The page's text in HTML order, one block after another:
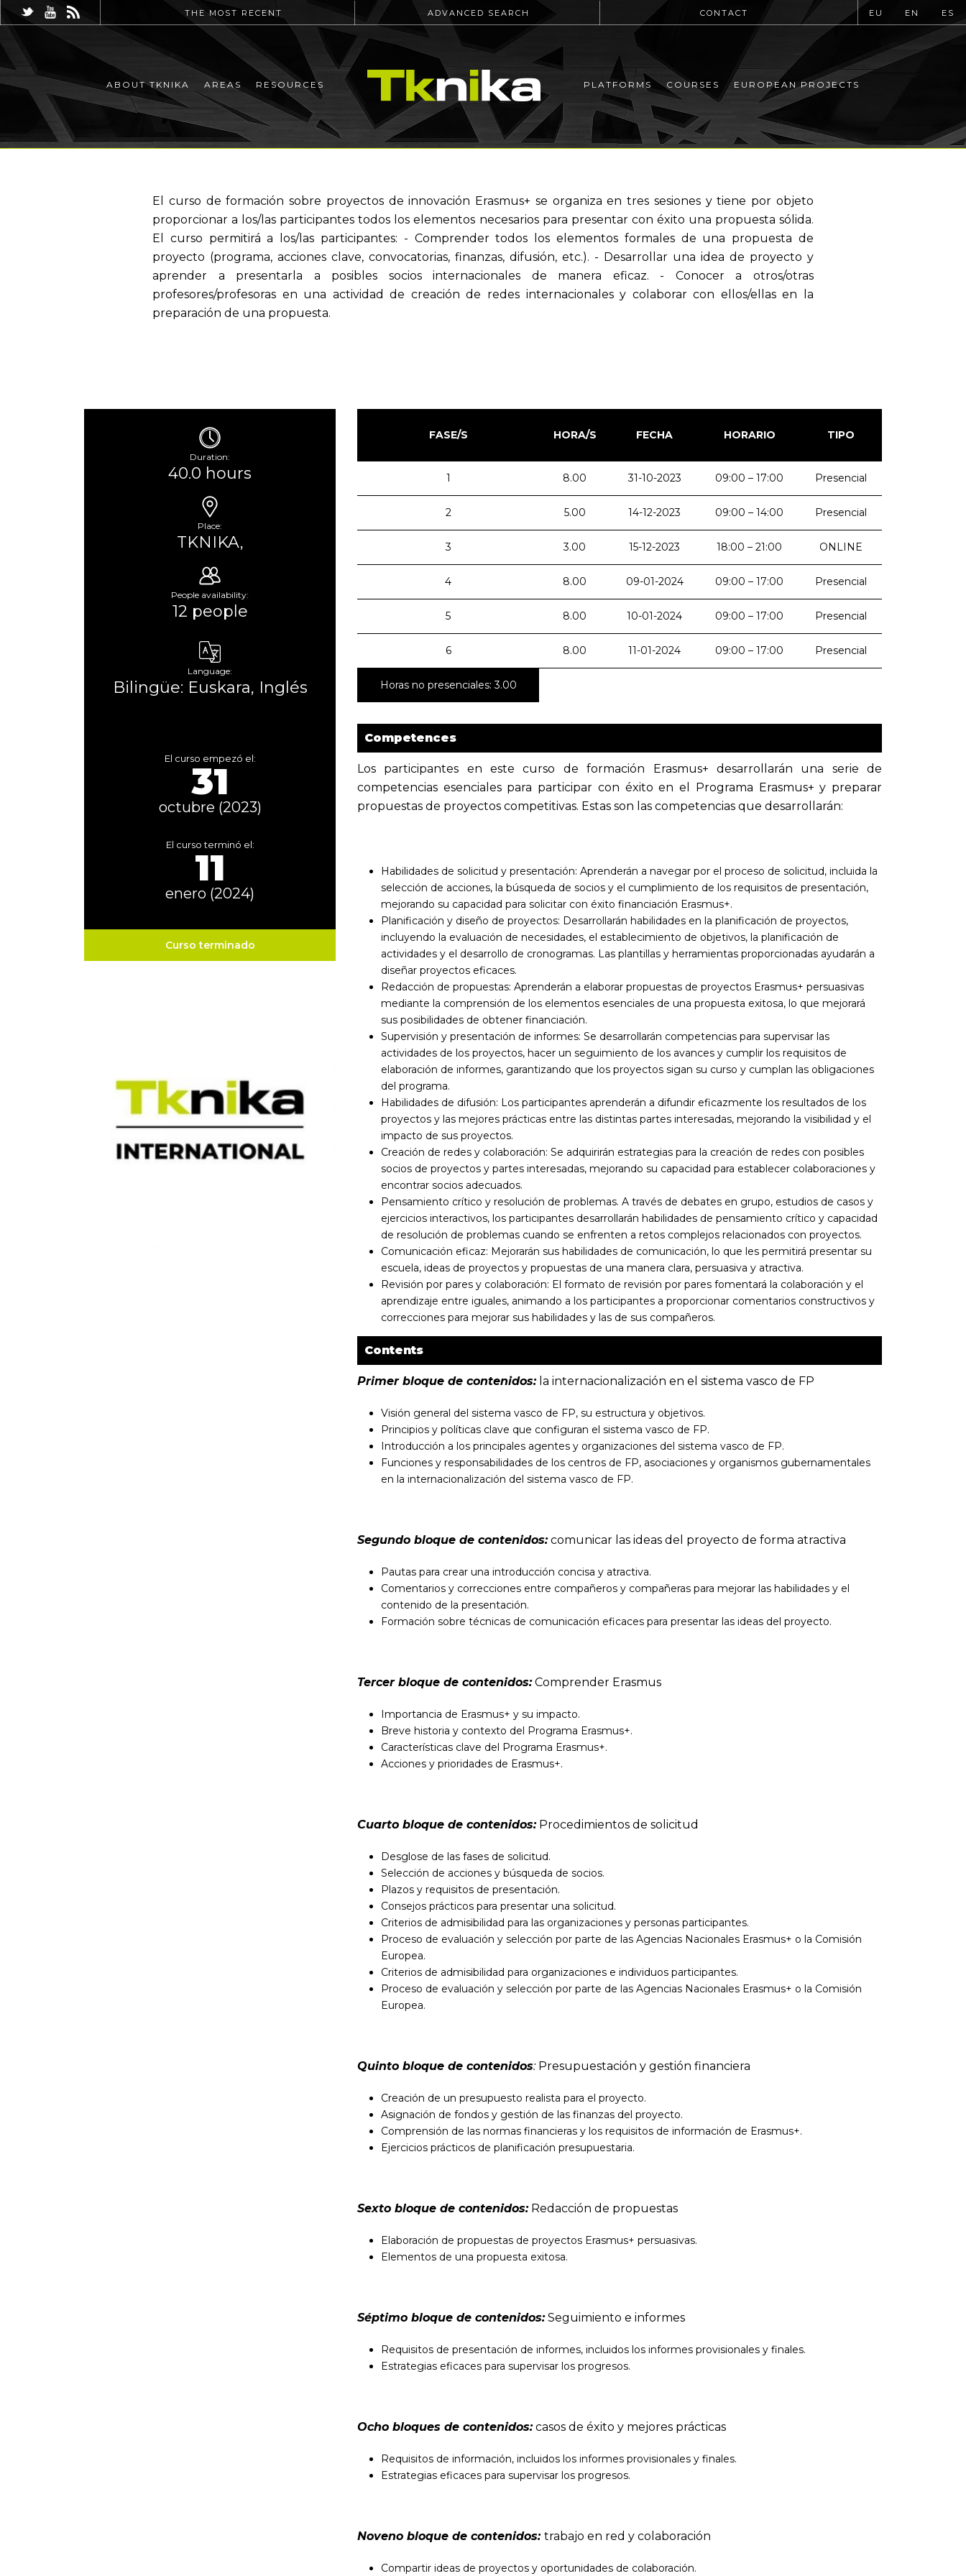
THE MOST RECENT ADVANCED SEARCH CONTACT EU EN ES
ABOUT TKNIKA AREAS RESOURCES PLATFORMS COURSES EUROPEAN PROJECTS
El curso de formación sobre proyectos de innovación Erasmus+ se organiza en tres sesiones y tiene por objeto
proporcionar a los/las participantes todos los elementos necesarios para presentar con éxito una propuesta sólida.
El curso permitirá a los/las participantes: - Comprender todos los elementos formales de una propuesta de
proyecto (programa, acciones clave, convocatorias, finanzas, difusión, etc.). - Desarrollar una idea de proyecto y
aprender a presentarla a posibles socios internacionales de manera eficaz. - Conocer a otros/otras
profesores/profesoras en una actividad de creación de redes internacionales y colaborar con ellos/ellas en la
preparación de una propuesta.
Duration:
40.0 hours
Place:
TKNIKA,
People availability:
12 people
Language:
Bilingüe: Euskara, Inglés
El curso empezó el:
31
octubre (2023)
El curso terminó el:
11
enero (2024)
Curso terminado
FASE/S HORA/S FECHA HORARIO TIPO
1 8.00 31-10-2023 09:00 – 17:00 Presencial
2 5.00 14-12-2023 09:00 – 14:00 Presencial
3 3.00 15-12-2023 18:00 – 21:00 ONLINE
4 8.00 09-01-2024 09:00 – 17:00 Presencial
5 8.00 10-01-2024 09:00 – 17:00 Presencial
6 8.00 11-01-2024 09:00 – 17:00 Presencial
Horas no presenciales: 3.00
Competences
Los participantes en este curso de formación Erasmus+ desarrollarán una serie de
competencias esenciales para participar con éxito en el Programa Erasmus+ y preparar
propuestas de proyectos competitivas. Estas son las competencias que desarrollarán:
Habilidades de solicitud y presentación: Aprenderán a navegar por el proceso de solicitud, incluida la
selección de acciones, la búsqueda de socios y el cumplimiento de los requisitos de presentación,
mejorando su capacidad para solicitar con éxito financiación Erasmus+.
Planificación y diseño de proyectos: Desarrollarán habilidades en la planificación de proyectos,
incluyendo la evaluación de necesidades, el establecimiento de objetivos, la planificación de
actividades y el desarrollo de cronogramas. Las plantillas y herramientas proporcionadas ayudarán a
diseñar proyectos eficaces.
Redacción de propuestas: Aprenderán a elaborar propuestas de proyectos Erasmus+ persuasivas
mediante la comprensión de los elementos esenciales de una propuesta exitosa, lo que mejorará
sus posibilidades de obtener financiación.
Supervisión y presentación de informes: Se desarrollarán competencias para supervisar las
actividades de los proyectos, hacer un seguimiento de los avances y cumplir los requisitos de
elaboración de informes, garantizando que los proyectos sigan su curso y cumplan las obligaciones
del programa.
Habilidades de difusión: Los participantes aprenderán a difundir eficazmente los resultados de los
proyectos y las mejores prácticas entre las distintas partes interesadas, mejorando la visibilidad y el
impacto de sus proyectos.
Creación de redes y colaboración: Se adquirirán estrategias para la creación de redes con posibles
socios de proyectos y partes interesadas, mejorando su capacidad para establecer colaboraciones y
encontrar socios adecuados.
Pensamiento crítico y resolución de problemas. A través de debates en grupo, estudios de casos y
ejercicios interactivos, los participantes desarrollarán habilidades de pensamiento crítico y capacidad
de resolución de problemas cuando se enfrenten a retos complejos relacionados con proyectos.
Comunicación eficaz: Mejorarán sus habilidades de comunicación, lo que les permitirá presentar su
escuela, ideas de proyectos y propuestas de una manera clara, persuasiva y atractiva.
Revisión por pares y colaboración: El formato de revisión por pares fomentará la colaboración y el
aprendizaje entre iguales, animando a los participantes a proporcionar comentarios constructivos y
correcciones para mejorar sus habilidades y las de sus compañeros.
Contents
Primer bloque de contenidos:la internacionalización en el sistema vasco de FP
Visión general del sistema vasco de FP, su estructura y objetivos.
Principios y políticas clave que configuran el sistema vasco de FP.
Introducción a los principales agentes y organizaciones del sistema vasco de FP.
Funciones y responsabilidades de los centros de FP, asociaciones y organismos gubernamentales
en la internacionalización del sistema vasco de FP.
Segundo bloque de contenidos:comunicar las ideas del proyecto de forma atractiva
Pautas para crear una introducción concisa y atractiva.
Comentarios y correcciones entre compañeros y compañeras para mejorar las habilidades y el
contenido de la presentación.
Formación sobre técnicas de comunicación eficaces para presentar las ideas del proyecto.
Tercer bloque de contenidos:Comprender Erasmus
Importancia de Erasmus+ y su impacto.
Breve historia y contexto del Programa Erasmus+.
Características clave del Programa Erasmus+.
Acciones y prioridades de Erasmus+.
Cuarto bloque de contenidos:Procedimientos de solicitud
Desglose de las fases de solicitud.
Selección de acciones y búsqueda de socios.
Plazos y requisitos de presentación.
Consejos prácticos para presentar una solicitud.
Criterios de admisibilidad para las organizaciones y personas participantes.
Proceso de evaluación y selección por parte de las Agencias Nacionales Erasmus+ o la Comisión
Europea.
Criterios de admisibilidad para organizaciones e individuos participantes.
Proceso de evaluación y selección por parte de las Agencias Nacionales Erasmus+ o la Comisión
Europea.
Quinto bloque de contenidos:Presupuestación y gestión financiera
Creación de un presupuesto realista para el proyecto.
Asignación de fondos y gestión de las finanzas del proyecto.
Comprensión de las normas financieras y los requisitos de información de Erasmus+.
Ejercicios prácticos de planificación presupuestaria.
Sexto bloque de contenidos:Redacción de propuestas
Elaboración de propuestas de proyectos Erasmus+ persuasivas.
Elementos de una propuesta exitosa.
Séptimo bloque de contenidos:Seguimiento e informes
Requisitos de presentación de informes, incluidos los informes provisionales y finales.
Estrategias eficaces para supervisar los progresos.
Ocho bloques de contenidos:casos de éxito y mejores prácticas
Requisitos de información, incluidos los informes provisionales y finales.
Estrategias eficaces para supervisar los progresos.
Noveno bloque de contenidos: trabajo en red y colaboración
Compartir ideas de proyectos y oportunidades de colaboración.